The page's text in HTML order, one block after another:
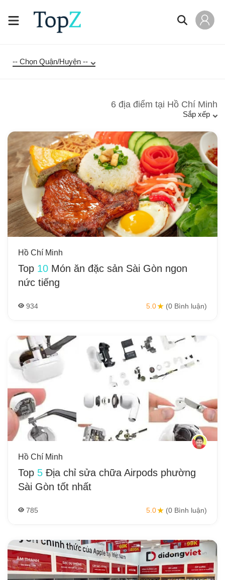
-- Chọn Quận/Huyện --
6 địa điểm tại Hồ Chí Minh
Sắp xếp
Hồ Chí Minh
Top 10 Món ăn đặc sản Sài Gòn ngon
nức tiếng
934 5.0 (0 Bình luận)
Hồ Chí Minh
Top 5 Địa chỉ sửa chữa Airpods phường
Sài Gòn tốt nhất
785 5.0 (0 Bình luận)